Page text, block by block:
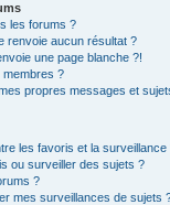
les forums ?
renvoie aucun résultat ?
une page blanche ?!
?
propres messages et
les favoris et la surveillance
ou surveiller des sujets ?
?
mes surveillances de sujets